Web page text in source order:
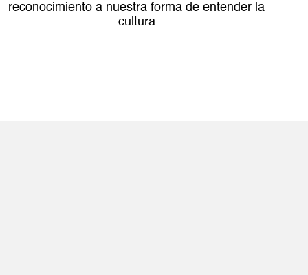
reconocimiento a nuestra forma de entender la
cultura